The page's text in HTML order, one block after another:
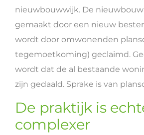
nieuwbouwwijk. De
gemaakt door een nieuw
wordt door omwonenden
tegemoetkoming) geclaimd.
wordt dat de al bestaande
zijn gedaald. Sprake is van
De praktijk is
complexer